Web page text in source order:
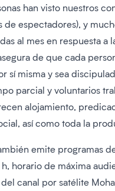
han visto nuestros
de espectadores), y
al mes en respuesta
de que cada
sí misma y sea
parcial y voluntarios
alojamiento,
así como toda la
emite programas
horario de máxima
canal por satélite